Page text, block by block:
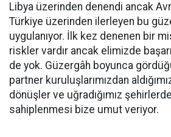
Libya üzerinden denendi ancak
Türkiye üzerinden ilerleyen bu
uygulanıyor. İlk kez denenen bir
riskler vardır ancak elimizde
de yok. Güzergâh boyunca
partner kuruluşlarımızdan
dönüşler ve uğradığımız
sahiplenmesi bize umut veriyor.